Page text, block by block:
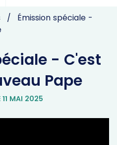
Émission spéciale -
- C'est
Pape
11 MAI 2025